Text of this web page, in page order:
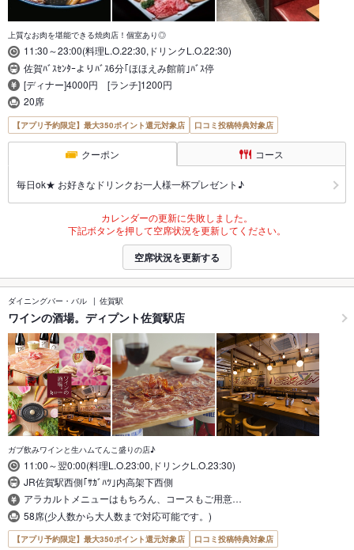
上質なお肉を堪能できる焼肉店！個室あり◎
11:30～23:00(料理L.O.22:30,ドリンクL.O.22:30)
佐賀ﾊﾞｽｾﾝﾀｰよりﾊﾞｽ6分｢ほほえみ館前｣ﾊﾞｽ停
[ディナー]4000円 [ランチ]1200円
20席
【アプリ予約限定】最大350ポイント還元対象店 口コミ投稿特典対象店
クーポン コース
毎日ok★ お好きなドリンクお一人様一杯プレゼント♪
カレンダーの更新に失敗しました。
下記ボタンを押して空席状況を更新してください。
空席状況を更新する
ダイニングバー・バル 佐賀駅
ワインの酒場。ディプント佐賀駅店
ガブ飲みワインと生ハムてんこ盛りの店♪
11:00～翌0:00(料理L.O.23:00,ドリンクL.O.23:30)
JR佐賀駅西側｢ｻｶﾞﾊﾂ｣内高架下西側
アラカルトメニューはもちろん、コースもご用意…
58席(少人数から大人数まで対応可能です。)
【アプリ予約限定】最大350ポイント還元対象店 口コミ投稿特典対象店